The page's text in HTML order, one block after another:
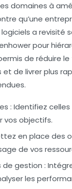
domaines à
qu’une
a revisité
pour
de réduire
de livrer plus
: Identifiez
vos objectifs.
en place des
de vos
de gestion :
les